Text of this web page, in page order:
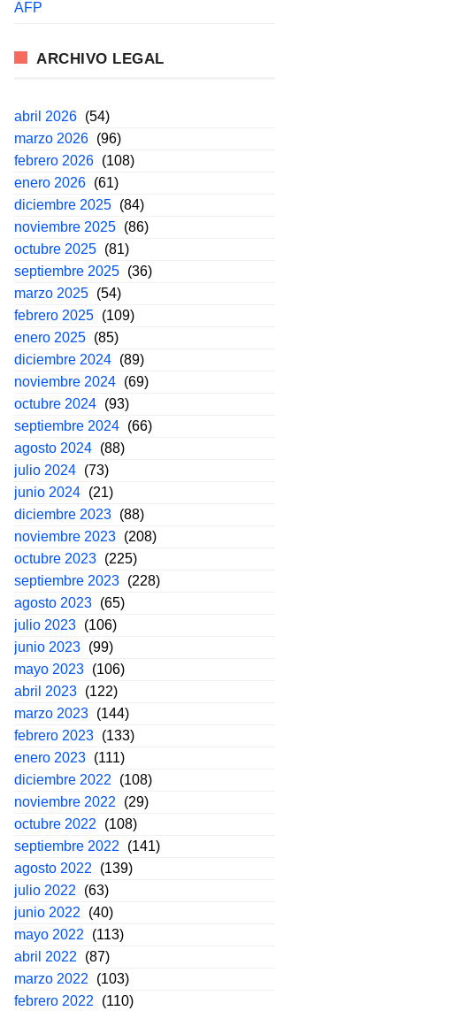
AFP
ARCHIVO LEGAL
abril 2026 (54)
marzo 2026 (96)
febrero 2026 (108)
enero 2026 (61)
diciembre 2025 (84)
noviembre 2025 (86)
octubre 2025 (81)
septiembre 2025 (36)
marzo 2025 (54)
febrero 2025 (109)
enero 2025 (85)
diciembre 2024 (89)
noviembre 2024 (69)
octubre 2024 (93)
septiembre 2024 (66)
agosto 2024 (88)
julio 2024 (73)
junio 2024 (21)
diciembre 2023 (88)
noviembre 2023 (208)
octubre 2023 (225)
septiembre 2023 (228)
agosto 2023 (65)
julio 2023 (106)
junio 2023 (99)
mayo 2023 (106)
abril 2023 (122)
marzo 2023 (144)
febrero 2023 (133)
enero 2023 (111)
diciembre 2022
(108)
noviembre 2022
(29)
octubre 2022
(108)
septiembre 2022
(141)
agosto 2022
(139)
julio 2022
(63)
junio 2022
(40)
mayo 2022
(113)
abril 2022
(87)
marzo 2022
(103)
febrero 2022
(110)